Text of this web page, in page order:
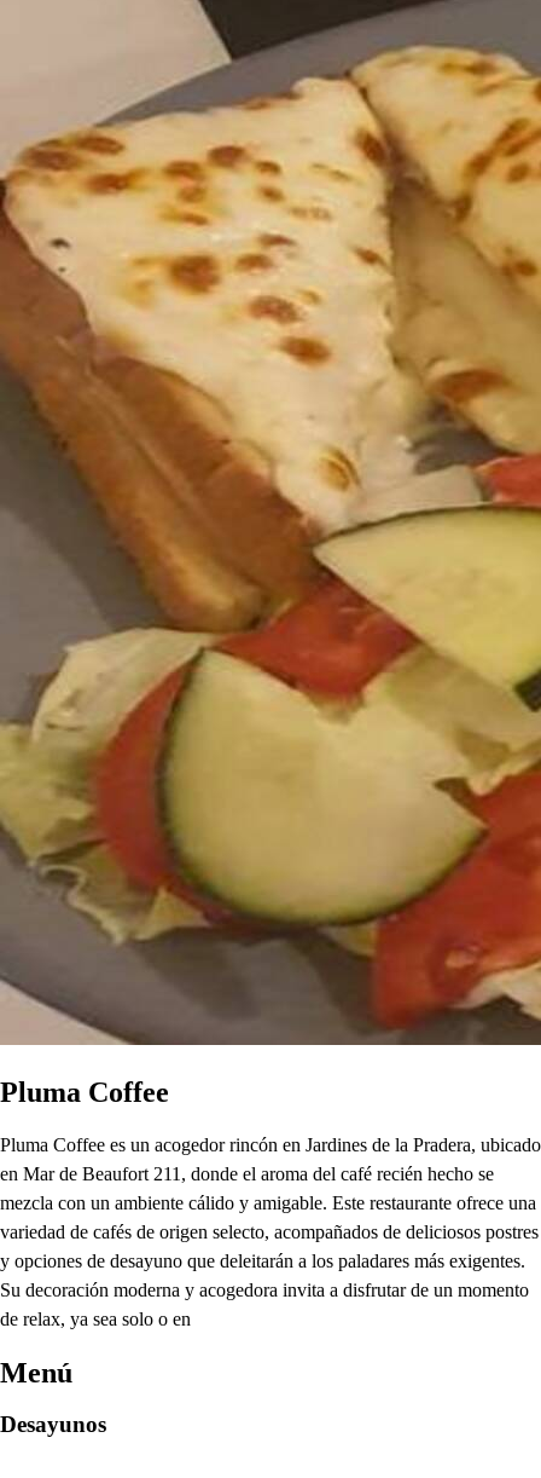
Pluma Coffee
Pluma Coffee es un acogedor rincón en Jardines de la Pradera, ubicado
en Mar de Beaufort 211, donde el aroma del café recién hecho se
mezcla con un ambiente cálido y amigable. Este restaurante ofrece una
variedad de cafés de origen selecto, acompañados de deliciosos postres
y opciones de desayuno que deleitarán a los paladares más exigentes.
Su decoración moderna y acogedora invita a disfrutar de un momento
de relax, ya sea solo o en
Menú
Desayunos